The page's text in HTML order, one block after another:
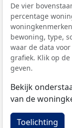
De vier
percentage
bewoning, type,
waar de data
grafiek. Klik op
geven.
Bekijk
van de
Toelichting